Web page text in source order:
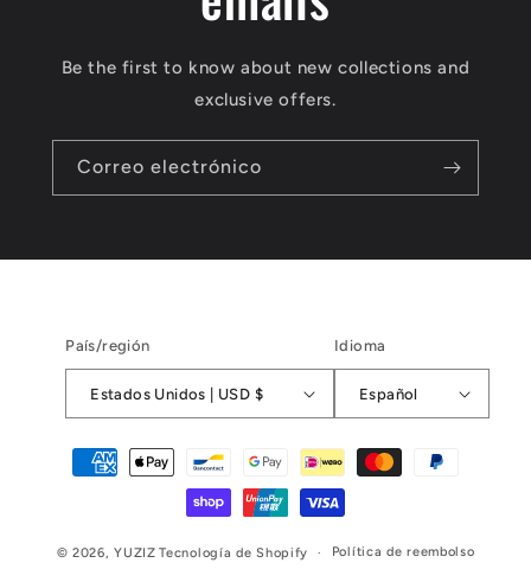
Be the first to know about new collections and
exclusive offers.
Correo electrónico
País/región
Estados Unidos | USD $
Idioma
Español
Formas
© 2026,YUZIZ Tecnología de Shopify Política de reembolso